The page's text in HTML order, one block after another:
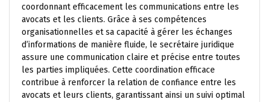
coordonnant efficacement les communications entre les
avocats et les clients. Grâce à ses compétences
organisationnelles et sa capacité à gérer les échanges
d’informations de manière fluide, le secrétaire juridique
assure une communication claire et précise entre toutes
les parties impliquées. Cette coordination efficace
contribue à renforcer la relation de confiance entre les
avocats et leurs clients, garantissant ainsi un suivi optimal